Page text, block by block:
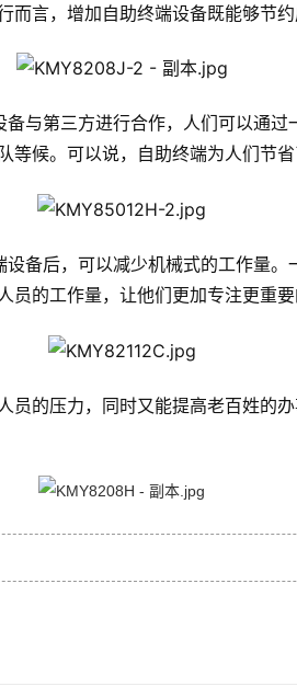
言，增加自助终端设备既能够节约
与第三方进行合作，人们可以通
候。可以说，自助终端为人们节省
备后，可以减少机械式的工作量
的工作量，让他们更加专注更重要
员的压力，同时又能提高老百姓的